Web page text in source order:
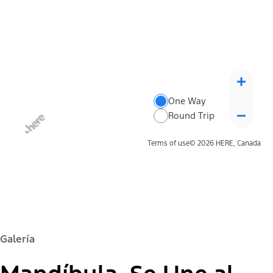
One Way
Round Trip
Terms of use© 2026 HERE, Canada
Galería